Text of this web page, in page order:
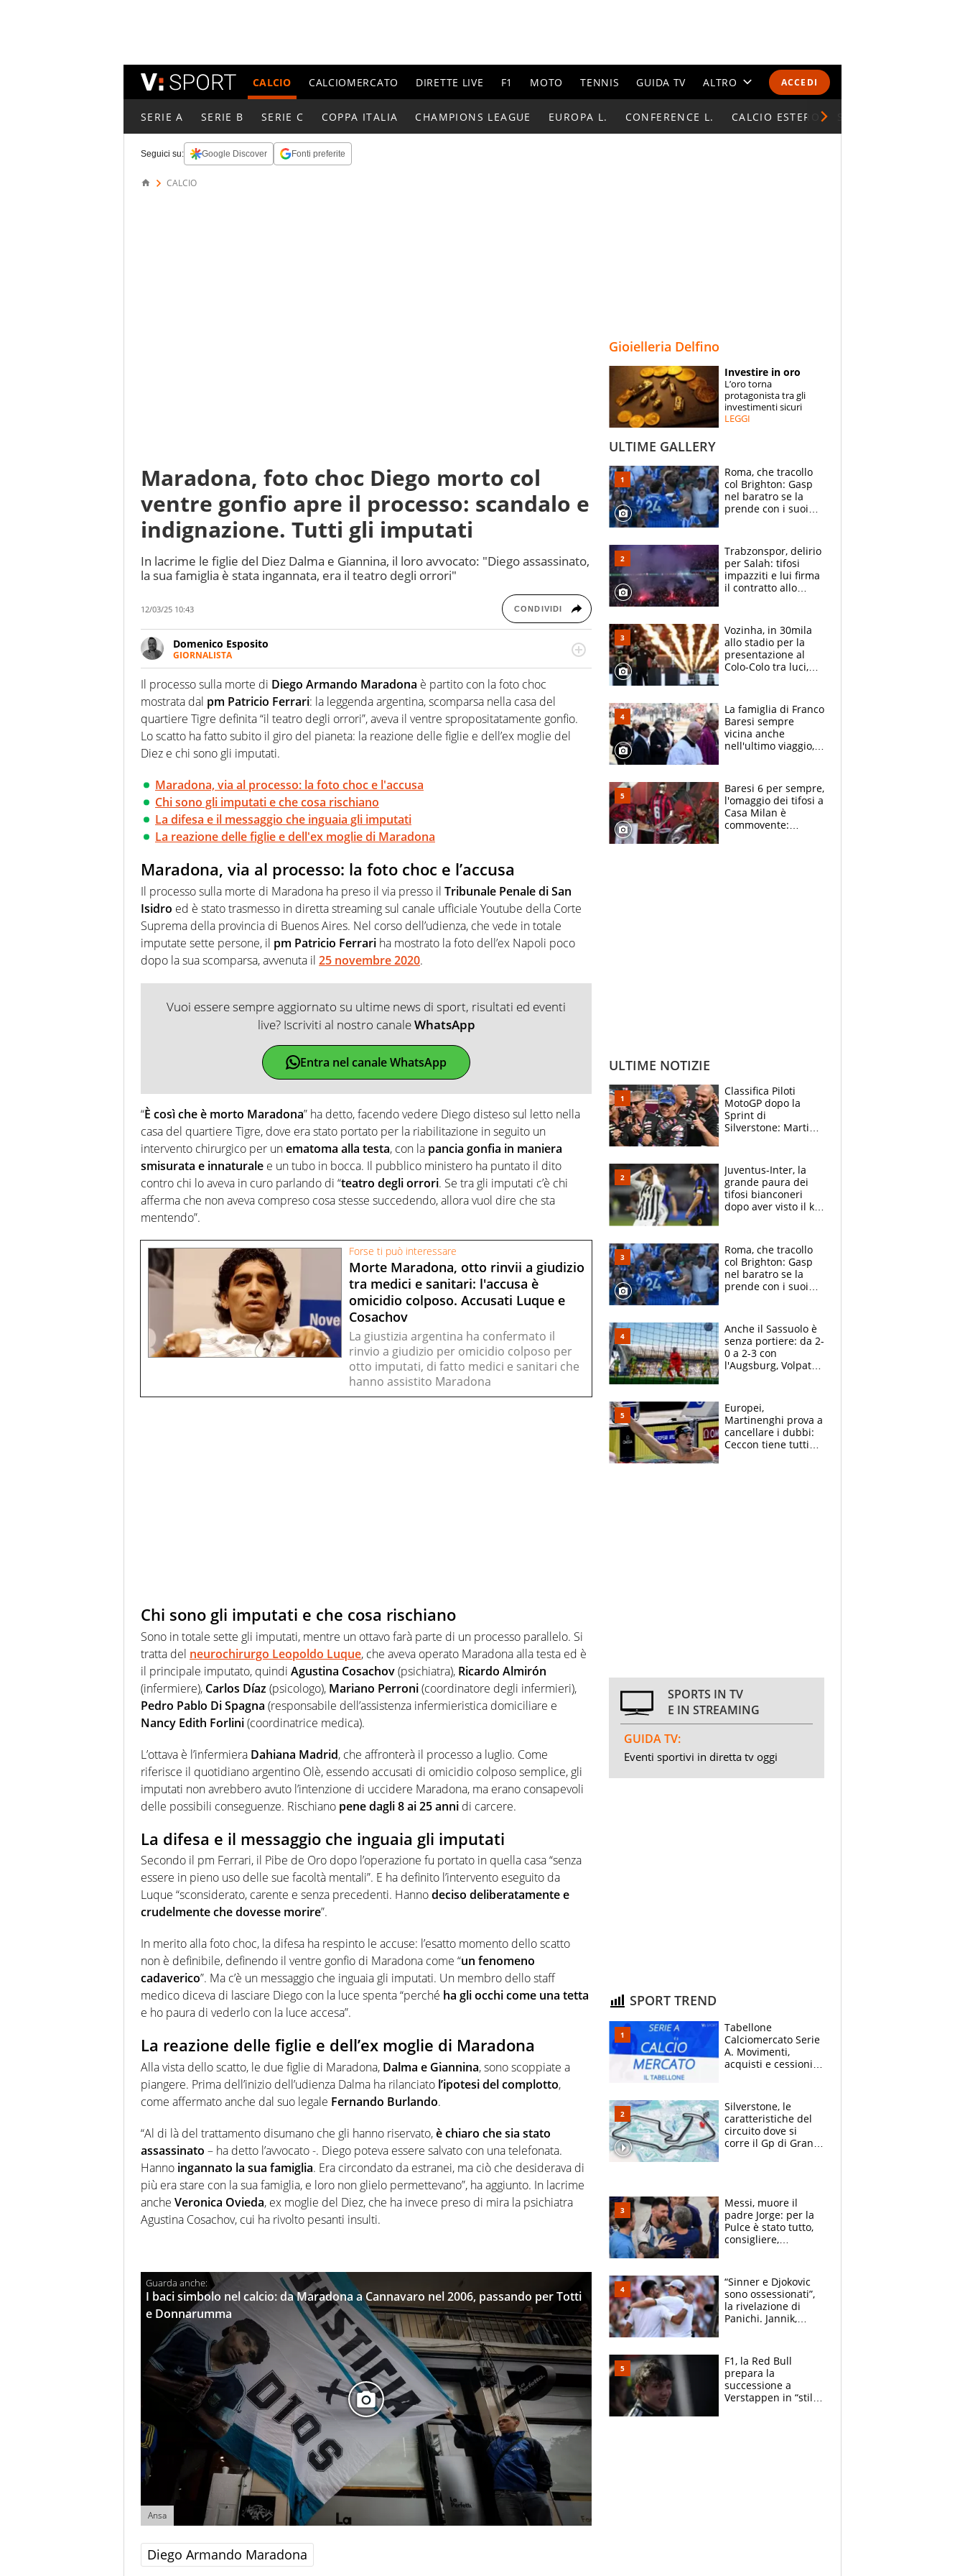
ACCEDI
CALCIO CALCIOMERCATO DIRETTE LIVE F1 MOTO TENNIS GUIDA TV ALTRO
CALENDARI E CLASSIFICHE
ESPERTI
CONTATTI
SERIE A SERIE B SERIE C COPPA ITALIA CHAMPIONS LEAGUE EUROPA L. CONFERENCE L. CALCIO ESTERO
Seguici su: Google Discover Fonti preferite
CALCIO
Maradona, foto choc Diego morto col
ventre gonfio apre il processo: scandalo e
indignazione. Tutti gli imputati
In lacrime le figlie del Diez Dalma e Giannina, il loro avvocato: "Diego assassinato,
la sua famiglia è stata ingannata, era il teatro degli orrori"
12/03/25 10:43 CONDIVIDI
Domenico Esposito
GIORNALISTA
Da vent’anni in campo e sul campo per vivere ogni evento in tutte le sue sfaccettature.
Passione smisurata per il calcio e per la sfera di cuoio. Il pallone è una cosa serissima,
guai a dirgli di no
Il processo sulla morte di Diego Armando Maradona è partito con la foto choc
mostrata dal pm Patricio Ferrari: la leggenda argentina, scomparsa nella casa del
quartiere Tigre definita “il teatro degli orrori”, aveva il ventre spropositatamente gonfio.
Lo scatto ha fatto subito il giro del pianeta: la reazione delle figlie e dell’ex moglie del
Diez e chi sono gli imputati.
Maradona, via al processo: la foto choc e l'accusa
Chi sono gli imputati e che cosa rischiano
La difesa e il messaggio che inguaia gli imputati
La reazione delle figlie e dell'ex moglie di Maradona
Maradona, via al processo: la foto choc e l’accusa
Il processo sulla morte di Maradona ha preso il via presso il Tribunale Penale di San
Isidro ed è stato trasmesso in diretta streaming sul canale ufficiale Youtube della Corte
Suprema della provincia di Buenos Aires. Nel corso dell’udienza, che vede in totale
imputate sette persone, il pm Patricio Ferrari ha mostrato la foto dell’ex Napoli poco
dopo la sua scomparsa, avvenuta il 25 novembre 2020.
Vuoi essere sempre aggiornato su ultime news di sport, risultati ed eventi
live? Iscriviti al nostro canaleWhatsApp
Entra nel canale WhatsApp
“È così che è morto Maradona” ha detto, facendo vedere Diego disteso sul letto nella
casa del quartiere Tigre, dove era stato portato per la riabilitazione in seguito un
intervento chirurgico per unematoma alla testa, con la pancia gonfia in maniera
smisurata e innaturale e un tubo in bocca. Il pubblico ministero ha puntato il dito
contro chi lo aveva in curo parlando di “teatro degli orrori. Se tra gli imputati c’è chi
afferma che non aveva compreso cosa stesse succedendo, allora vuol dire che sta
mentendo”.
Forse ti può interessare
Morte Maradona, otto rinvii a giudizio
tra medici e sanitari: l'accusa è
omicidio colposo. Accusati Luque e
Cosachov
La giustizia argentina ha confermato il
rinvio a giudizio per omicidio colposo per
otto imputati, di fatto medici e sanitari che
hanno assistito Maradona
Chi sono gli imputati e che cosa rischiano
Sono in totale sette gli imputati, mentre un ottavo farà parte di un processo parallelo. Si
tratta del neurochirurgo Leopoldo Luque, che aveva operato Maradona alla testa ed è
il principale imputato, quindi Agustina Cosachov(psichiatra), Ricardo Almirón
(infermiere), Carlos Díaz(psicologo), Mariano Perroni(coordinatore degli infermieri),
Pedro Pablo Di Spagna (responsabile dell’assistenza infermieristica domiciliare e
Nancy Edith Forlini(coordinatrice medica).
L’ottava è l’infermiera Dahiana Madrid, che affronterà il processo a luglio. Come
riferisce il quotidiano argentino Olè, essendo accusati di omicidio colposo semplice, gli
imputati non avrebbero avuto l’intenzione di uccidere Maradona, ma erano consapevoli
delle possibili conseguenze. Rischiano pene dagli 8 ai 25 anni di carcere.
La difesa e il messaggio che inguaia gli imputati
Secondo il pm Ferrari, il Pibe de Oro dopo l’operazione fu portato in quella casa “senza
essere in pieno uso delle sue facoltà mentali”. E ha definito l’intervento eseguito da
Luque “sconsiderato, carente e senza precedenti. Hannodeciso deliberatamente e
crudelmente che dovesse morire”.
In merito alla foto choc, la difesa ha respinto le accuse: l’esatto momento dello scatto
non è definibile, definendo il ventre gonfio di Maradona come “un fenomeno
cadaverico”. Ma c’è un messaggio che inguaia gli imputati. Un membro dello staff
medico diceva di lasciare Diego con la luce spenta “perché ha gli occhi come una tetta
e ho paura di vederlo con la luce accesa”.
La reazione delle figlie e dell’ex moglie di Maradona
Alla vista dello scatto, le due figlie di Maradona, Dalma e Giannina, sono scoppiate a
piangere. Prima dell’inizio dell’udienza Dalma ha rilanciato l’ipotesi del complotto,
come affermato anche dal suo legale Fernando Burlando.
“Al di là del trattamento disumano che gli hanno riservato,è chiaro che sia stato
assassinato – ha detto l’avvocato -. Diego poteva essere salvato con una telefonata.
Hanno ingannato la sua famiglia. Era circondato da estranei, ma ciò che desiderava di
più era stare con la sua famiglia, e loro non glielo permettevano”, ha aggiunto. In lacrime
anche Veronica Ovieda, ex moglie del Diez, che ha invece preso di mira la psichiatra
Agustina Cosachov, cui ha rivolto pesanti insulti.
I baci simbolo nel calcio: da Maradona a Cannavaro nel 2006, passando per Totti
e Donnarumma
Ansa
Diego Armando Maradona
Gioielleria Delfino
Investire in oro
L’oro torna
protagonista tra gli
investimenti sicuri
LEGGI
ULTIME GALLERY
Roma, che tracollo
col Brighton: Gasp
nel baratro se la
prende con i suoi
Trabzonspor, delirio
per Salah: tifosi
impazziti e lui firma
il contratto allo
Vozinha, in 30mila
allo stadio per la
presentazione al
Colo-Colo tra luci,
La famiglia di Franco
Baresi sempre
vicina anche
nell'ultimo viaggio,
circondati
dall'affetto dei tifosi
Baresi 6 per sempre,
l'omaggio dei tifosi a
Casa Milan è
commovente:
ULTIME NOTIZIE
Classifica Piloti
MotoGP dopo la
Sprint di
Silverstone: Martin
Marquez
Juventus-Inter, la
grande paura dei
tifosi bianconeri
dopo aver visto il ko
Roma, che tracollo
col Brighton: Gasp
nel baratro se la
prende con i suoi
Anche il Sassuolo è
senza portiere: da 2-
0 a 2-3 con
l'Augsburg, Volpato
Europei,
Martinenghi prova a
cancellare i dubbi:
Ceccon tiene tutti
SPORTS IN TV
E IN STREAMING
GUIDA TV:
Eventi sportivi in diretta tv oggi
SPORT TREND
Tabellone
Calciomercato Serie
A. Movimenti,
acquisti e cessioni:
Silverstone, le
caratteristiche del
circuito dove si
corre il Gp di Gran
Messi, muore il
padre Jorge: per la
Pulce è stato tutto,
consigliere,
“Sinner e Djokovic
sono ossessionati”,
la rivelazione di
Panichi. Jannik,
agli US Open
F1, la Red Bull
prepara la
successione a
Verstappen in “stile